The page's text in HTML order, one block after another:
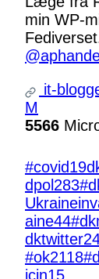
min WP-
it-
M
5566
dpol 283
aine44
dktwitter
#ok2118
icin15